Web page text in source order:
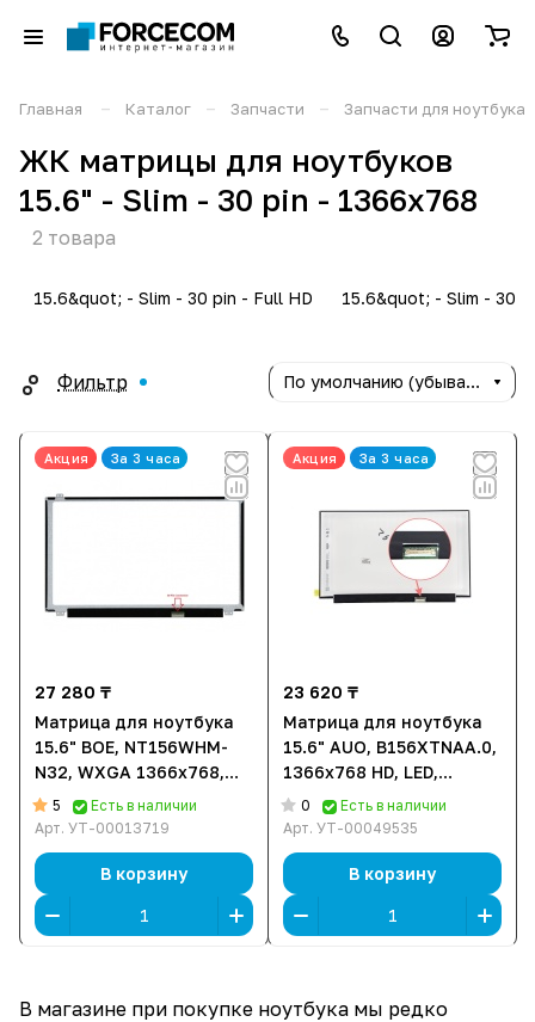
Главная – Каталог – Запчасти – Запчасти для ноутбука
ЖК матрицы для ноутбуков
15.6" - Slim - 30 pin - 1366x768
2 товара
15.6&quot; - Slim - 30 pin - Full HD 15.6&quot; - Slim - 30
Фильтр По умолчанию (убывание)
Акция За 3 часа
27 280 ₸
Матрица для ноутбука
15.6" BOE, NT156WHM-
N32, WXGA 1366x768,
LED, Bracket U/D
5
Есть в наличии
Арт. УТ-00013719
В корзину
Акция За 3 часа
23 620 ₸
Матрица для ноутбука
15.6" AUO, B156XTNAA.0,
1366x768 HD, LED,
350.66×216.15
0
Есть в наличии
Арт. УТ-00049535
В корзину
В магазине при покупке ноутбука мы редко